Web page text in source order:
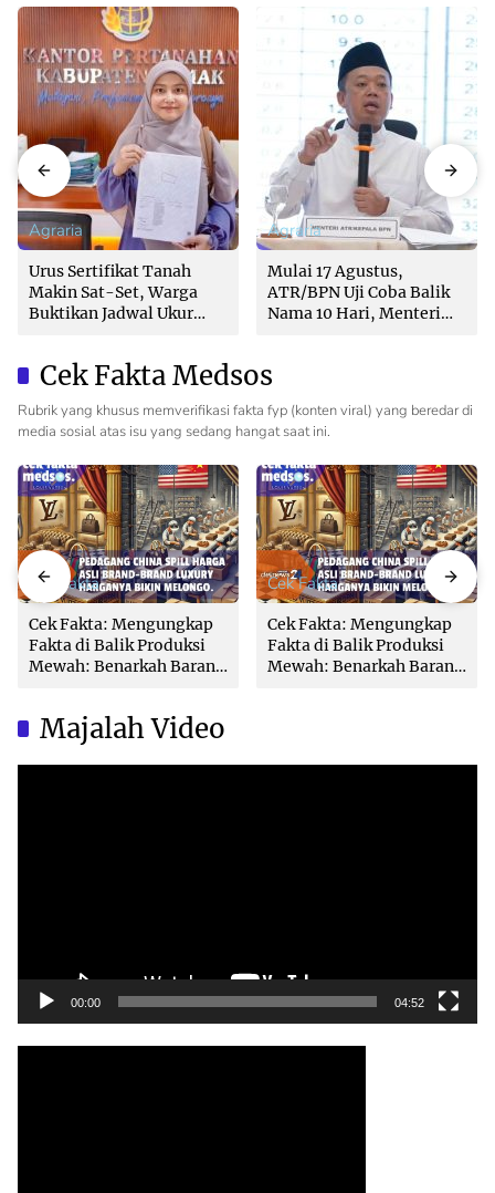
Agraria
Urus Sertifikat Tanah
Makin Sat-Set, Warga
Buktikan Jadwal Ukur
Agraria
Mulai 17 Agustus,
ATR/BPN Uji Coba Balik
Nama 10 Hari, Menteri
Cek Fakta Medsos
Rubrik yang khusus memverifikasi fakta fyp (konten viral) yang beredar di
media sosial atas isu yang sedang hangat saat ini.
Cek Fakta
Cek Fakta: Mengungkap
Fakta di Balik Produksi
Mewah: Benarkah Barang
Cek Fakta
Cek Fakta: Mengungkap
Fakta di Balik Produksi
Mewah: Benarkah Barang
Majalah Video
00:00 04:52